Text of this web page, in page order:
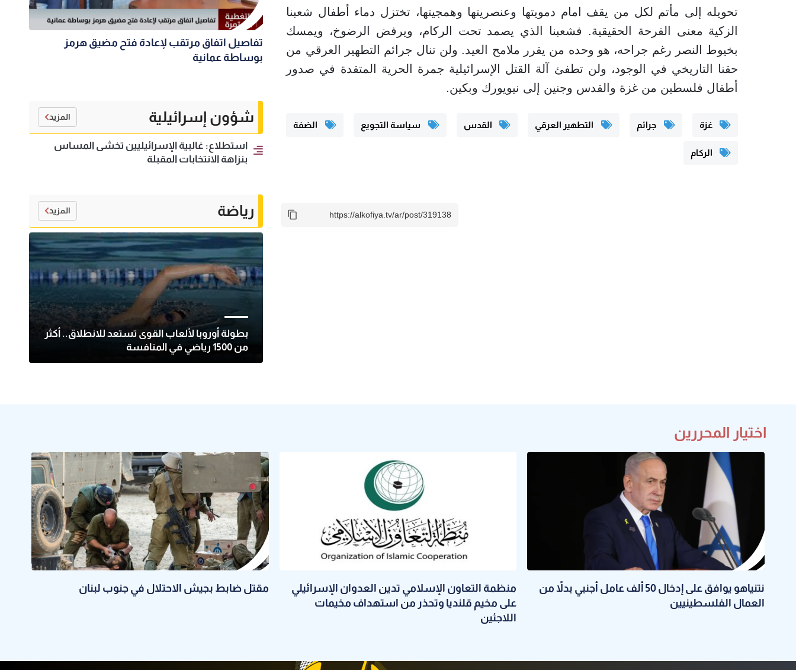
تحويله إلى مأتم لكل من يقف امام دمويتها وعنصريتها وهمجيتها، تختزل دماء أطفال شعبنا
الزكية معنى الفرحة الحقيقية. فشعبنا الذي يصمد تحت الركام، ويرفض الرضوخ، ويمسك
بخيوط النصر رغم جراحه، هو وحده من يقرر ملامح العيد. ولن تنال جرائم التطهير العرقي من
حقنا التاريخي في الوجود، ولن تطفئ آلة القتل الإسرائيلية جمرة الحرية المتقدة في صدور
أطفال فلسطين من غزة والقدس وجنين إلى نيويورك وبكين.
غزة جرائم التطهير العرقي القدس سياسة التجويع الضفة
الركام
تفاصيل اتفاق مرتقب لإعادة فتح مضيق هرمز
بوساطة عمانية
شؤون إسرائيلية المزيد
استطلاع: غالبية الإسرائيليين تخشى المساس
بنزاهة الانتخابات المقبلة
رياضة المزيد
بطولة أوروبا لألعاب القوى تستعد للانطلاق.. أكثر
من 1500 رياضي في المنافسة
اختيار المحررين
نتنياهو يوافق على إدخال 50 ألف عامل أجنبي بدلاً من
العمال الفلسطينيين
منظمة التعاون الإسلامي تدين العدوان الإسرائيلي
على مخيم قلنديا وتحذر من استهداف مخيمات
اللاجئين
مقتل ضابط بجيش الاحتلال في جنوب لبنان